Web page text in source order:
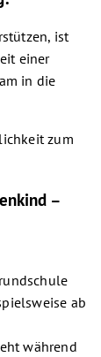
ist
einer
in die
zum
–
ab
während